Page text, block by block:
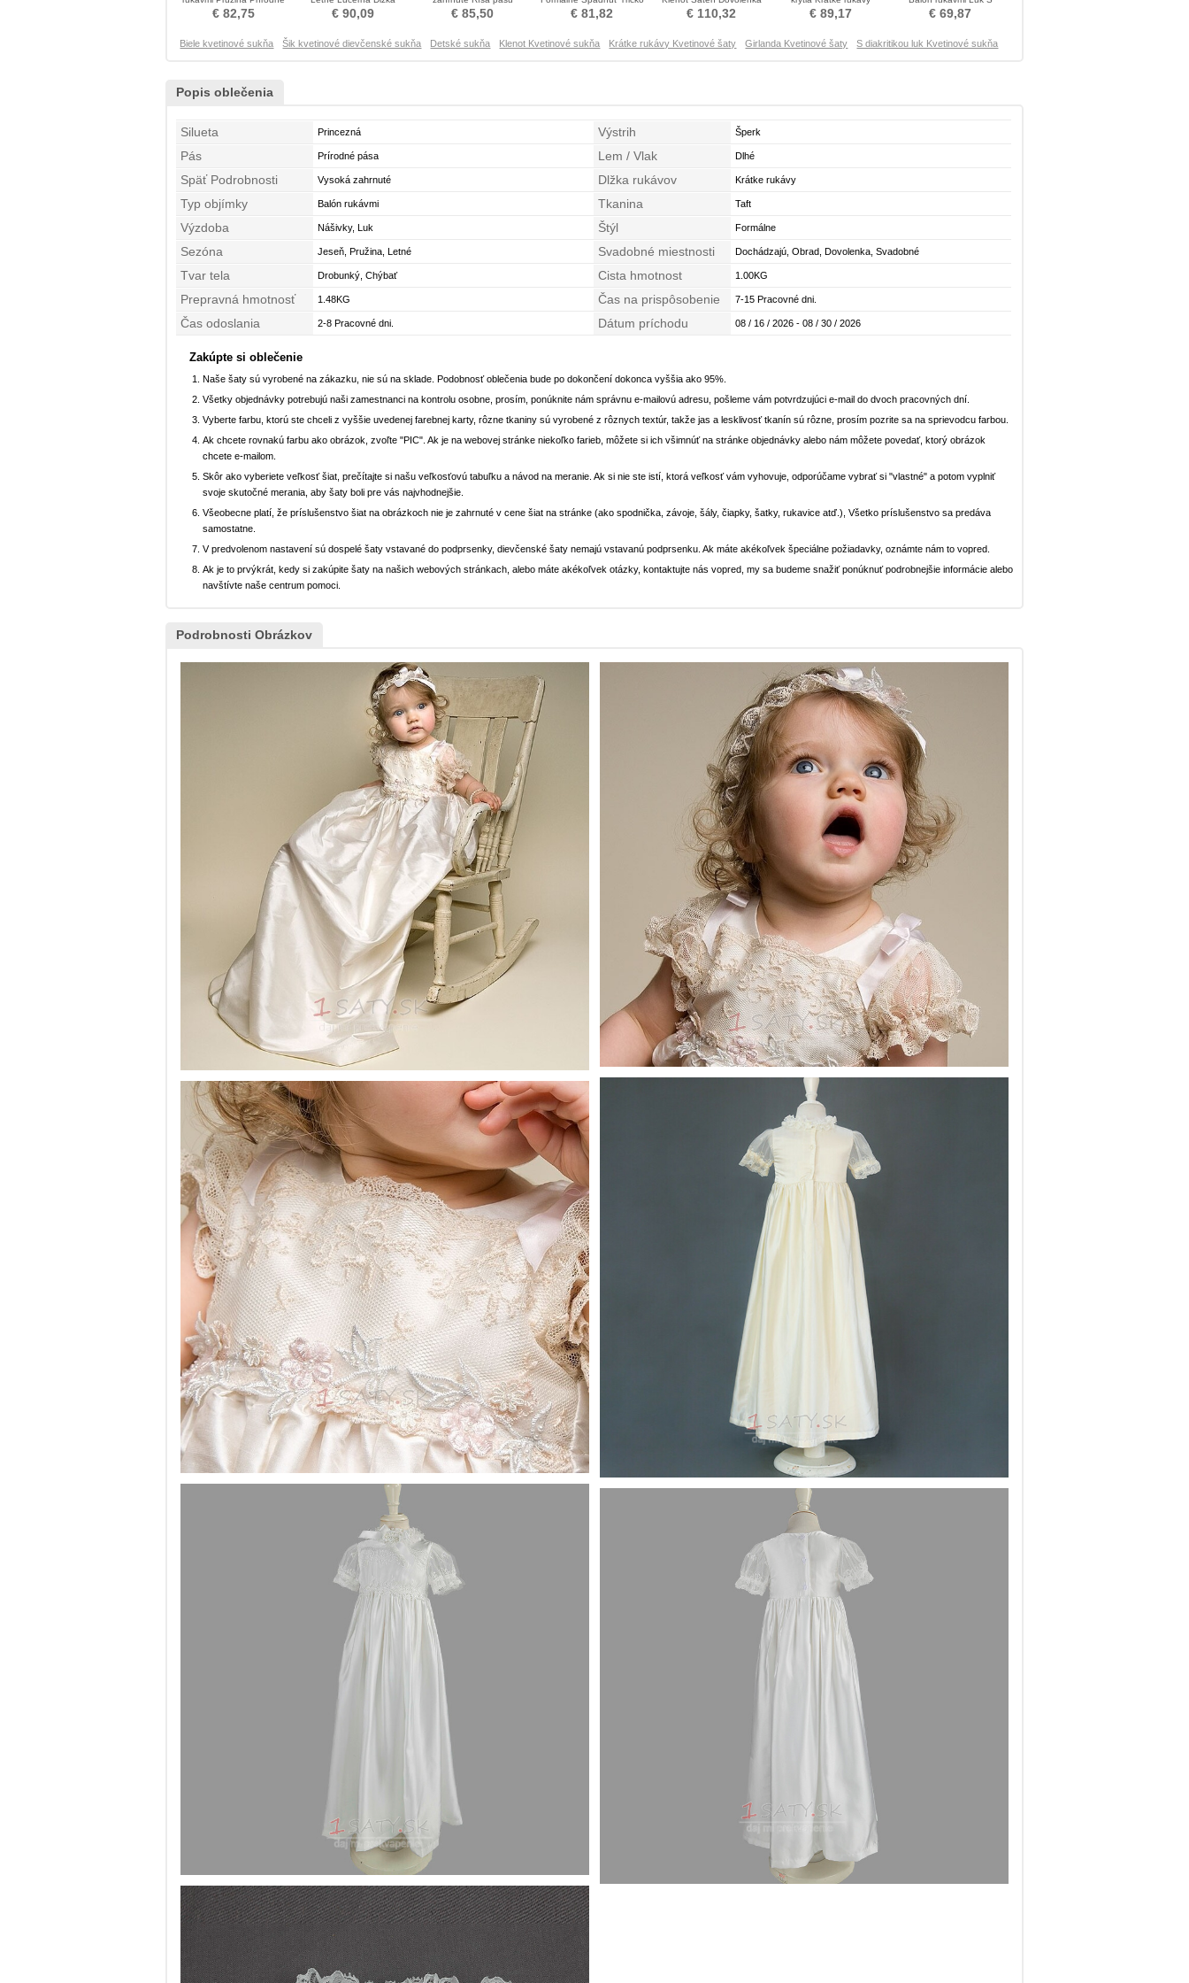
pása Otroške obleko
€ 82,75
podlahy Krištáľové šaty
€ 90,09
Skladaný Bublinový rukávmi
Otroka obleko
€ 85,50
Otroške obleko
€ 81,82
Otroka obleko
€ 110,32
Krištáľové šaty
€ 89,17
diakritikou luk Krištáľové
šaty
€ 69,87
Biele kvetinové sukňa Šik kvetinové dievčenské sukňa Detské sukňa Klenot Kvetinové sukňa Krátke rukávy Kvetinové šaty Girlanda Kvetinové šaty S diakritikou luk Kvetinové sukňa
Popis oblečenia
Silueta Princezná Výstrih Šperk
Pás Prírodné pása Lem / Vlak Dlhé
Späť Podrobnosti Vysoká zahrnuté Dlžka rukávov Krátke rukávy
Typ objímky Balón rukávmi Tkanina Taft
Výzdoba Nášivky, Luk Štýl Formálne
Sezóna Jeseň, Pružina, Letné Svadobné miestnosti Dochádzajú, Obrad, Dovolenka, Svadobné
Tvar tela Drobunký, Chýbať Cista hmotnost 1.00KG
Prepravná hmotnosť 1.48KG Čas na prispôsobenie 7-15 Pracovné dni.
Čas odoslania 2-8 Pracovné dni. Dátum príchodu 08 / 16 / 2026 - 08 / 30 / 2026
Zakúpte si oblečenie
Naše šaty sú vyrobené na zákazku, nie sú na sklade. Podobnosť oblečenia bude po dokončení dokonca vyššia ako 95%.
Všetky objednávky potrebujú naši zamestnanci na kontrolu osobne, prosím, ponúknite nám správnu e-mailovú adresu, pošleme vám potvrdzujúci e-mail do dvoch pracovných dní.
Vyberte farbu, ktorú ste chceli z vyššie uvedenej farebnej karty, rôzne tkaniny sú vyrobené z rôznych textúr, takže jas a lesklivosť tkanín sú rôzne, prosím pozrite sa na sprievodcu farbou.
Ak chcete rovnakú farbu ako obrázok, zvoľte "PIC". Ak je na webovej stránke niekoľko farieb, môžete si ich všimnúť na stránke objednávky alebo nám môžete povedať, ktorý obrázok
chcete e-mailom.
Skôr ako vyberiete veľkosť šiat, prečítajte si našu veľkosťovú tabuľku a návod na meranie. Ak si nie ste istí, ktorá veľkosť vám vyhovuje, odporúčame vybrať si "vlastné" a potom vyplniť
svoje skutočné merania, aby šaty boli pre vás najvhodnejšie.
Všeobecne platí, že príslušenstvo šiat na obrázkoch nie je zahrnuté v cene šiat na stránke (ako spodnička, závoje, šály, čiapky, šatky, rukavice atď.), Všetko príslušenstvo sa predáva
samostatne.
V predvolenom nastavení sú dospelé šaty vstavané do podprsenky, dievčenské šaty nemajú vstavanú podprsenku. Ak máte akékoľvek špeciálne požiadavky, oznámte nám to vopred.
Ak je to prvýkrát, kedy si zakúpite šaty na našich webových stránkach, alebo máte akékoľvek otázky, kontaktujte nás vopred, my sa budeme snažiť ponúknuť podrobnejšie informácie alebo
navštívte naše centrum pomoci.
Podrobnosti Obrázkov